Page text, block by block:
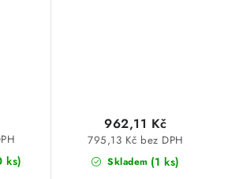
ks) Skladem (1 ks)
795,13 Kč bez DPH
962,11 Kč